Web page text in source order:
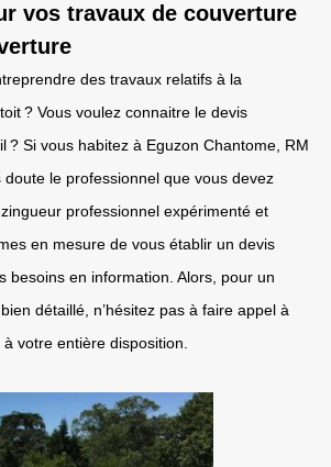
vos travaux de couverture
des travaux relatifs à la
? Vous voulez connaitre le devis
? Si vous habitez à Eguzon Chantome, RM
le professionnel que vous devez
professionnel expérimenté et
en mesure de vous établir un devis
besoins en information. Alors, pour un
détaillé, n’hésitez pas à faire appel à
votre entière disposition.